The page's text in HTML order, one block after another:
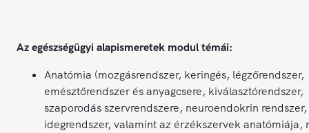
Az egészségügyi alapismeretek modul témái:
Anatómia (mozgásrendszer, keringés, légzőrendszer,
emésztőrendszer és anyagcsere, kiválasztórendszer,
szaporodás szervrendszere, neuroendokrin rendszer,
idegrendszer, valamint az érzékszervek anatómiája,